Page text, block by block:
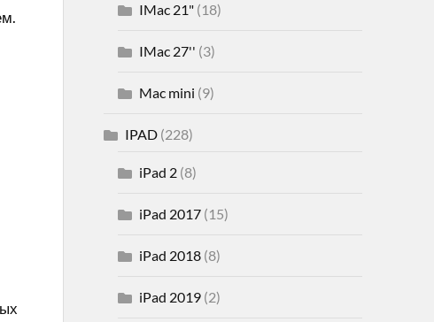
IMac 21"(18)
IMac 27'' (3)
Mac mini (9)
IPAD(228)
iPad 2(8)
iPad 2017(15)
iPad 2018(8)
iPad 2019(2)